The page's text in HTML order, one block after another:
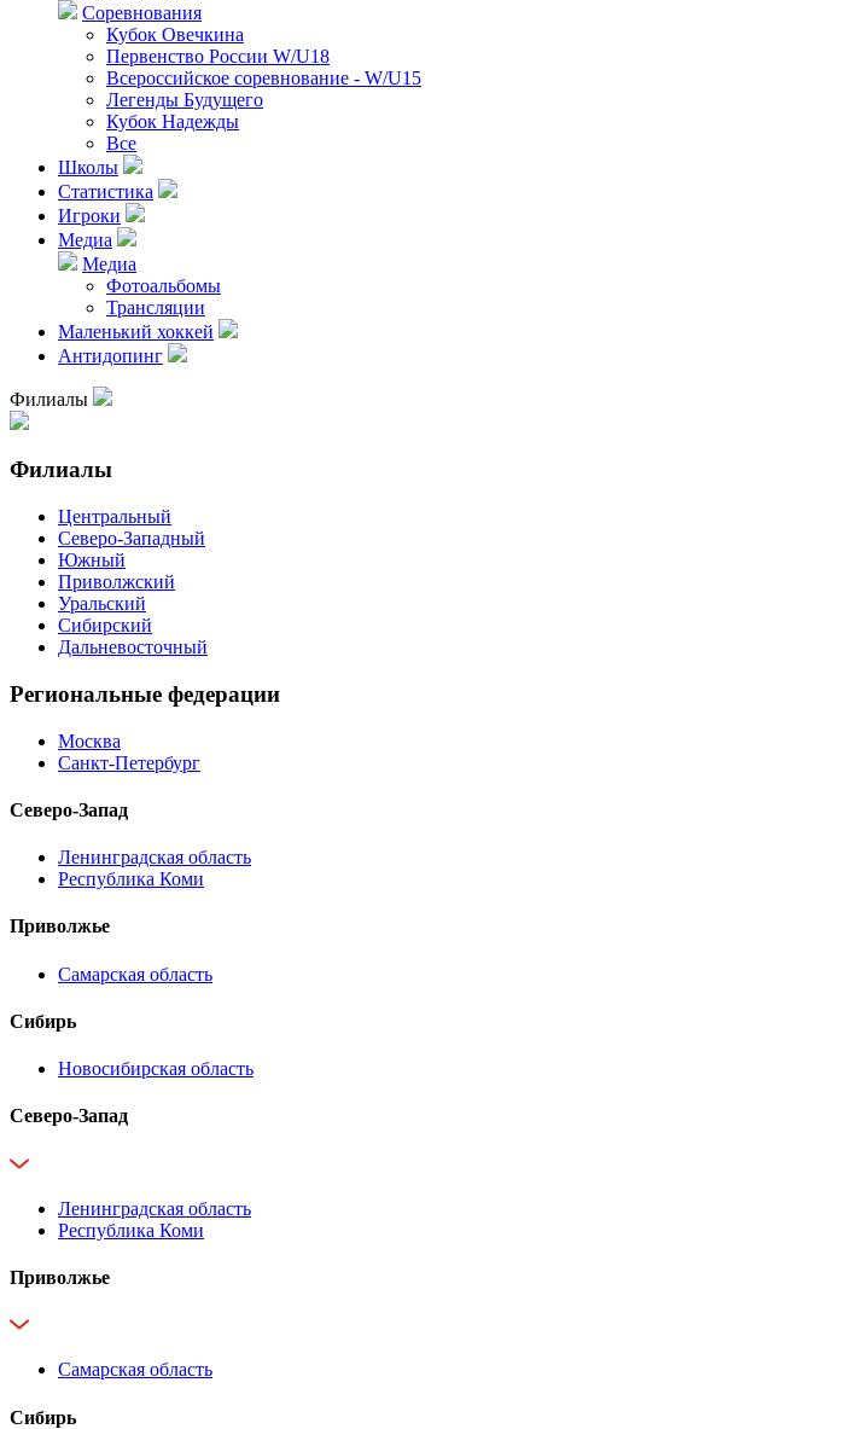
Соревнования
Кубок Овечкина
Первенство России W/U18
Всероссийское соревнование - W/U15
Легенды Будущего
Кубок Надежды
Все
Школы
Статистика
Игроки
Медиа
Медиа
Фотоальбомы
Трансляции
Маленький хоккей
Антидопинг
Филиалы
Филиалы
Центральный
Северо-Западный
Южный
Приволжский
Уральский
Сибирский
Дальневосточный
Региональные федерации
Москва
Санкт-Петербург
Северо-Запад
Ленинградская область
Республика Коми
Приволжье
Самарская область
Сибирь
Новосибирская область
Северо-Запад
Ленинградская область
Республика Коми
Приволжье
Самарская область
Сибирь